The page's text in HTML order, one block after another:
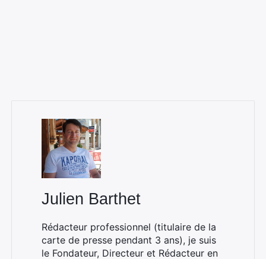
Julien Barthet
Rédacteur professionnel (titulaire de la
carte de presse pendant 3 ans), je suis
le Fondateur, Directeur et Rédacteur en